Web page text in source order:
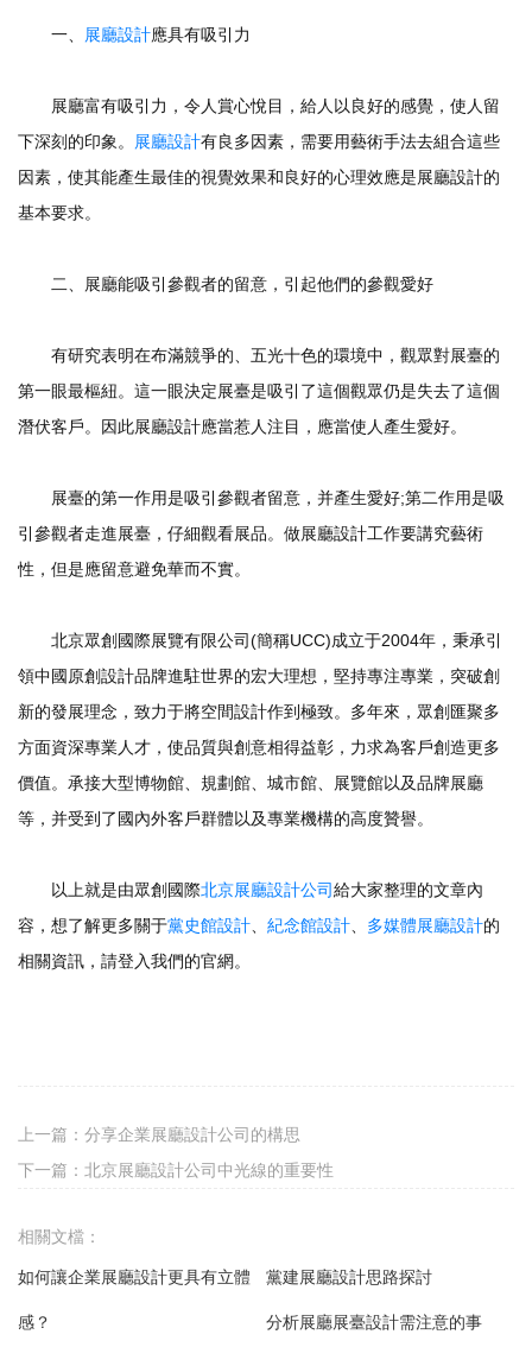
一、 展廳設計應具有吸引力
展廳富有吸引力，令人賞心悅目，給人以良好的感覺，使人留
下深刻的印象。
展廳設計有良多因素，需要用藝術手法去組合這些
因素，使其能產生最佳的視覺效果和良好的心理效應是展廳設計的
基本要求。
二、展廳能吸引參觀者的留意，引起他們的參觀愛好
有研究表明在布滿競爭的、五光十色的環境中，觀眾對展臺的
第一眼最樞紐。這一眼決定展臺是吸引了這個觀眾仍是失去了這個
潛伏客戶。因此展廳設計應當惹人注目，應當使人產生愛好。
展臺的第一作用是吸引參觀者留意，并產生愛好;第二作用是吸
引參觀者走進展臺，仔細觀看展品。做展廳設計工作要講究藝術
性，但是應留意避免華而不實。
北京眾創國際展覽有限公司(簡稱UCC)成立于2004年，秉承引
領中國原創設計品牌進駐世界的宏大理想，堅持專注專業，突破創
新的發展理念，致力于將空間設計作到極致。多年來，眾創匯聚多
方面資深專業人才，使品質與創意相得益彰，力求為客戶創造更多
價值。承接大型博物館、規劃館、城市館、展覽館以及品牌展廳
等，并受到了國內外客戶群體以及專業機構的高度贊譽。
以上就是由眾創國際北京展廳設計公司給大家整理的文章內
容，想了解更多關于黨史館設計 紀念館設計 多媒體展廳設計的
相關資訊，請登入我們的官網。
上一篇： 分享企業展廳設計公司的構思
下一篇： 北京展廳設計公司中光線的重要性
相關文檔：
如何讓企業展廳設計更具有立體
感？
黨建展廳設計思路探討
分析展廳展臺設計需注意的事